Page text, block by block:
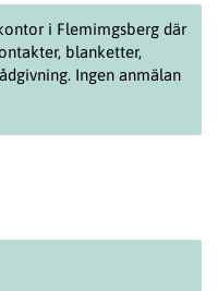
i Flemimgsberg där
blanketter,
Ingen anmälan